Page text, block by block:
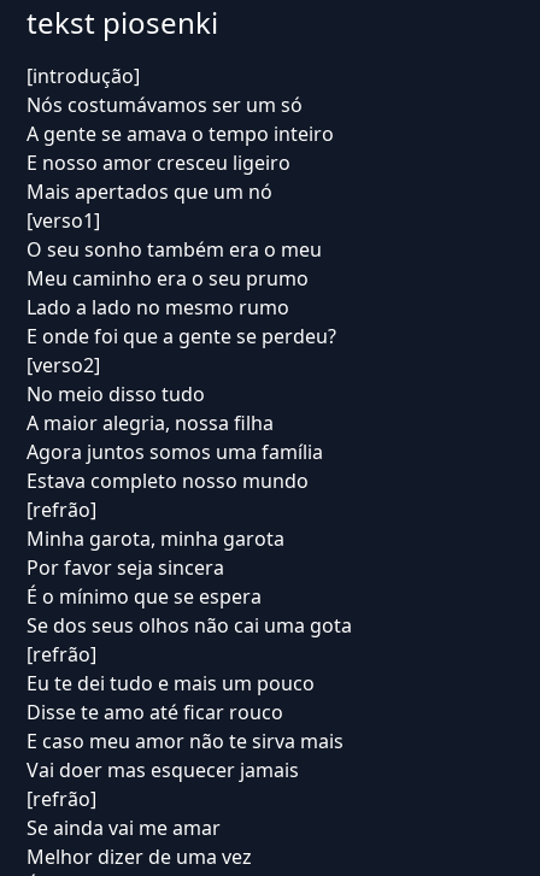
tekst piosenki
[introdução]
Nós costumávamos ser um só
A gente se amava o tempo inteiro
E nosso amor cresceu ligeiro
Mais apertados que um nó
[verso1]
O seu sonho também era o meu
Meu caminho era o seu prumo
Lado a lado no mesmo rumo
E onde foi que a gente se perdeu?
[verso2]
No meio disso tudo
A maior alegria, nossa filha
Agora juntos somos uma família
Estava completo nosso mundo
[refrão]
Minha garota, minha garota
Por favor seja sincera
É o mínimo que se espera
Se dos seus olhos não cai uma gota
[refrão]
Eu te dei tudo e mais um pouco
Disse te amo até ficar rouco
E caso meu amor não te sirva mais
Vai doer mas esquecer jamais
[refrão]
Se ainda vai me amar
Melhor dizer de uma vez